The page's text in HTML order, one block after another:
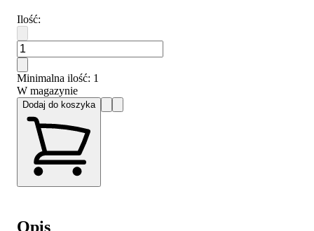
Ilość:
Minimalna ilość: 1
W magazynie
Dodaj do koszyka
Opis